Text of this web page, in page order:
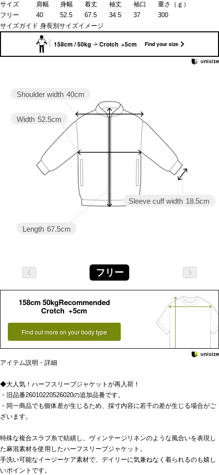
サイズ
肩幅 身幅 着丈 袖丈 袖口
重さ（ｇ）
フリー
40 52.5 67.5 34.5 37
300
サイズガイド 身長別サイズイメージ
158cm / 50kg Crotch +5cm Find your size
Sleeve cuff width 18.5cm
Length 67.5cm
Width 52.5cm
Shoulder width 40cm
フリー
158cm 50kgRecommended
Crotch +5cm
Find out more on your body type
アイテム説明・詳細
◆大人気！ハーフスリーブジャケットが再入荷！
・旧品番26010220526020の追加品番です。
・同一商品でも個体差が生じるため、採寸内容に若干の差が生じる場合がご
ざいます。
特殊な複合スラブ糸で紡績し、ヴィンテージリネンのような風合いを表現し
た麻混素材を使用したハーフスリーブジャケット。
手洗い可能なイージーケア素材で、デイリーに気兼ねなく着られるのも嬉し
いポイントです。